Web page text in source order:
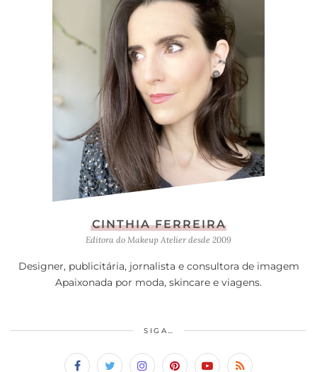
CINTHIA FERREIRA
Editora do Makeup Atelier desde 2009
Designer, publicitária, jornalista e consultora de imagem
Apaixonada por moda, skincare e viagens.
SIGA…